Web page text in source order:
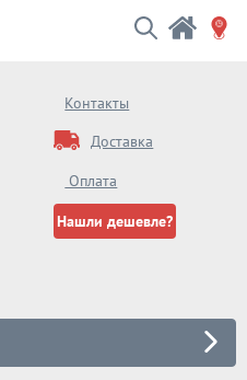
Контакты
Доставка
Оплата
Нашли дешевле?